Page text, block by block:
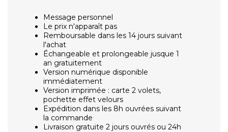
Message personnel
Le prix n'apparaît pas
Remboursable dans les 14 jours suivant
l'achat
Échangeable et prolongeable jusque 1
an gratuitement
Version numérique disponible
immédiatement
Version imprimée : carte 2 volets,
pochette effet velours
Expédition dans les 8h ouvrées suivant
la commande
Livraison gratuite 2 jours ouvrés ou 24h